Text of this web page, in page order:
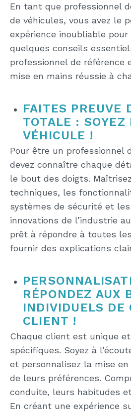
En tant que professionnel
de véhicules, vous avez le
expérience inoubliable pour
quelques conseils
professionnel de référence
mise en mains réussie à
FAITES PREUVE
TOTALE : SOYEZ
VÉHICULE !
Pour être un professionnel
devez connaître chaque
le bout des doigts.
techniques, les
systèmes de sécurité et
innovations de l’industrie
prêt à répondre à toutes
fournir des explications
RÉPONDEZ AUX
INDIVIDUELS DE
CLIENT !
Chaque client est unique
spécifiques. Soyez à
et personnalisez la mise
de leurs préférences.
conduite, leurs habitudes
En créant une expérience